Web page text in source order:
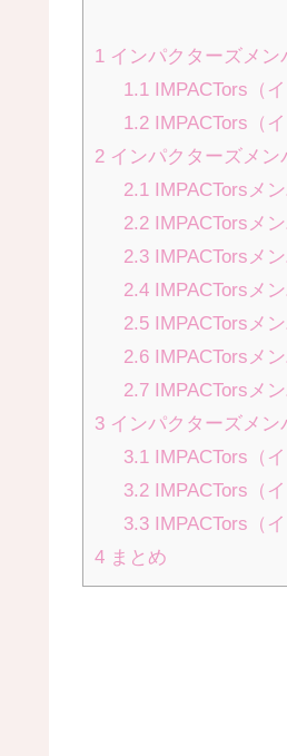
1 インパクターズメン
1.1IMPACTors（
1.2IMPACTors（
2 インパクターズメン
2.1IMPACTorsメ
2.2IMPACTorsメ
2.3IMPACTorsメ
2.4IMPACTorsメ
2.5IMPACTorsメ
2.6IMPACTorsメ
2.7IMPACTorsメ
3 インパクターズメン
3.1IMPACTors（
3.2IMPACTors（
3.3IMPACTors（
4 まとめ